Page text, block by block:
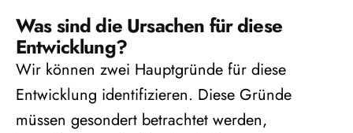
Was sind die Ursachen für diese
Entwicklung?
Wir können zwei Hauptgründe für diese
Entwicklung identifizieren. Diese Gründe
müssen gesondert betrachtet werden,